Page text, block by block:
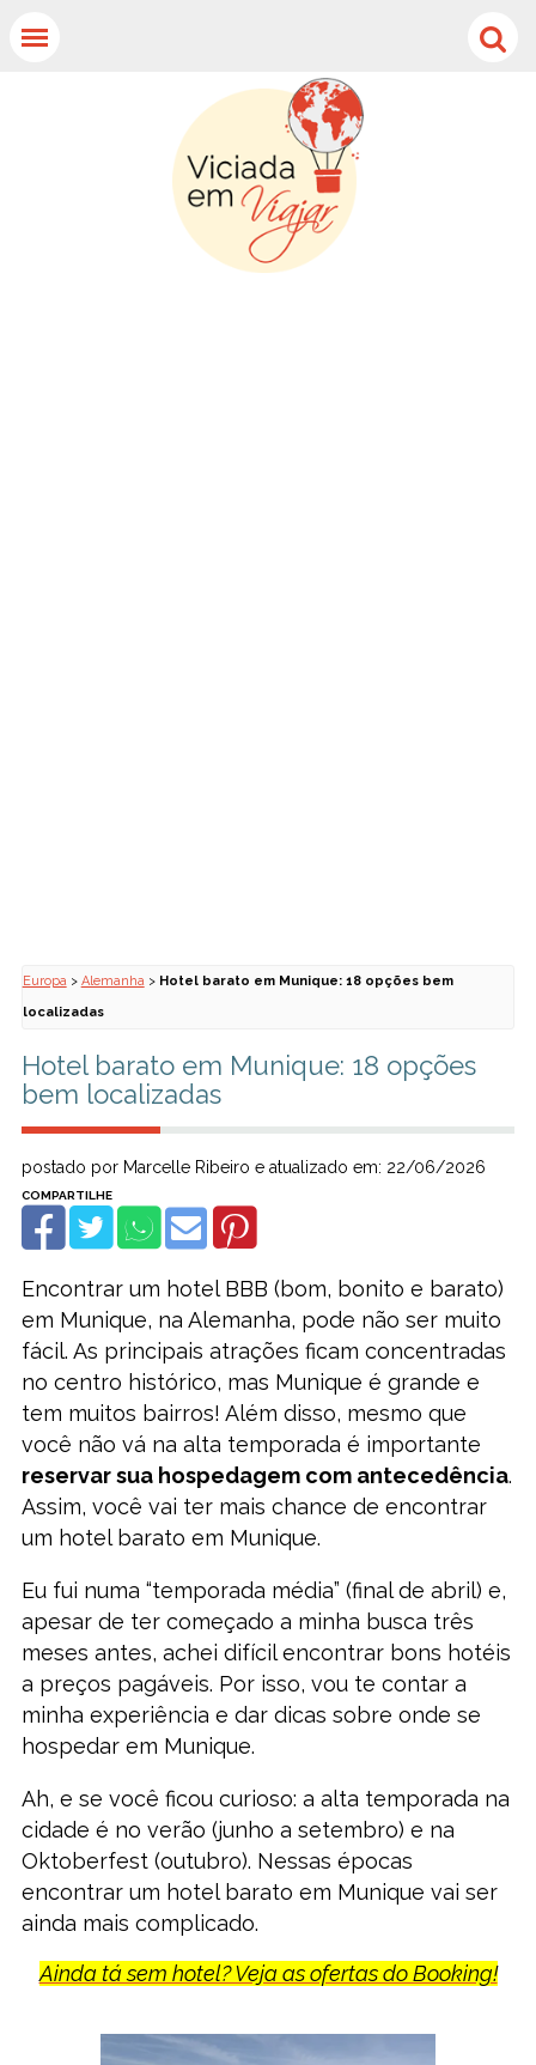
Europa> Alemanha> Hotel barato em Munique: 18 opções bem
localizadas
Hotel barato em Munique: 18 opções
bem localizadas
postado por Marcelle Ribeiro e atualizado em: 22/06/2026
Encontrar um hotel BBB (bom, bonito e barato)
em Munique, na Alemanha, pode não ser muito
fácil. As principais atrações ficam concentradas
no centro histórico, mas Munique é grande e
tem muitos bairros! Além disso, mesmo que
você não vá na alta temporada é importante
reservar sua hospedagem com antecedência.
Assim, você vai ter mais chance de encontrar
um hotel barato em Munique.
Eu fui numa “temporada média” (final de abril) e,
apesar de ter começado a minha busca três
meses antes, achei difícil encontrar bons hotéis
a preços pagáveis. Por isso, vou te contar a
minha experiência e dar dicas sobre onde se
hospedar em Munique.
Ah, e se você ficou curioso: a alta temporada na
cidade é no verão (junho a setembro) e na
Oktoberfest (outubro). Nessas épocas
encontrar um hotel barato em Munique vai ser
ainda mais complicado.
Ainda tá sem hotel? Veja as ofertas do Booking!